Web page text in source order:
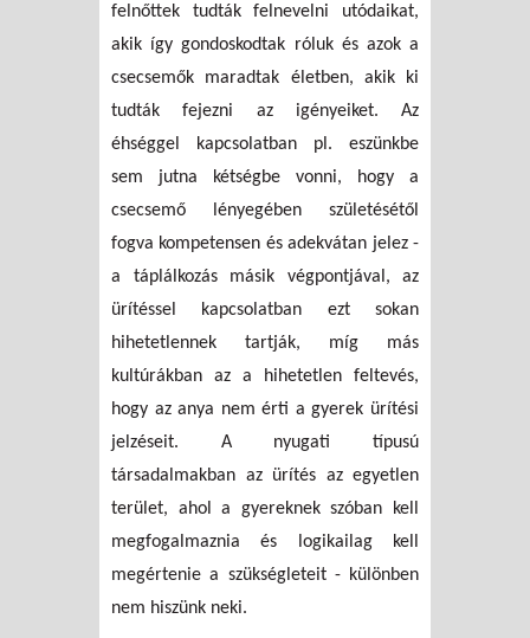
felnőttek tudták felnevelni utódaikat,
akik így gondoskodtak róluk és azok a
csecsemők maradtak életben, akik ki
tudták fejezni az igényeiket. Az
éhséggel kapcsolatban pl. eszünkbe
sem jutna kétségbe vonni, hogy a
csecsemő lényegében születésétől
fogva kompetensen és adekvátan jelez -
a táplálkozás másik végpontjával, az
ürítéssel kapcsolatban ezt sokan
hihetetlennek tartják, míg más
kultúrákban az a hihetetlen feltevés,
hogy az anya nem érti a gyerek ürítési
jelzéseit. A nyugati típusú
társadalmakban az ürítés az egyetlen
terület, ahol a gyereknek szóban kell
megfogalmaznia és logikailag kell
megértenie a szükségleteit - különben
nem hiszünk neki.